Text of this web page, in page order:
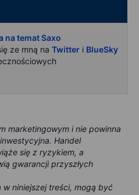
na temat Saxo
ze mną na Twitter i BlueSky
marketingowym i nie powinna
Handel
się z ryzykiem, a
gwarancji przyszłych
niniejszej treści, mogą być